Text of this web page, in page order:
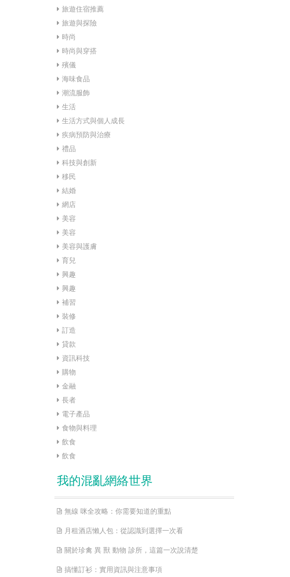
旅遊住宿推薦
旅遊與探險
時尚
時尚與穿搭
殯儀
海味食品
潮流服飾
生活
生活方式與個人成長
疾病預防與治療
禮品
科技與創新
移民
結婚
網店
美容
美容
美容與護膚
育兒
興趣
興趣
補習
裝修
訂造
貸款
資訊科技
購物
金融
長者
電子產品
食物與料理
飲食
飲食
我的混亂網絡世界
無線 咪全攻略：你需要知道的重點
月租酒店懶人包：從認識到選擇一次看
關於珍禽 異 獸 動物 診所，這篇一次說清楚
搞懂訂衫：實用資訊與注意事項